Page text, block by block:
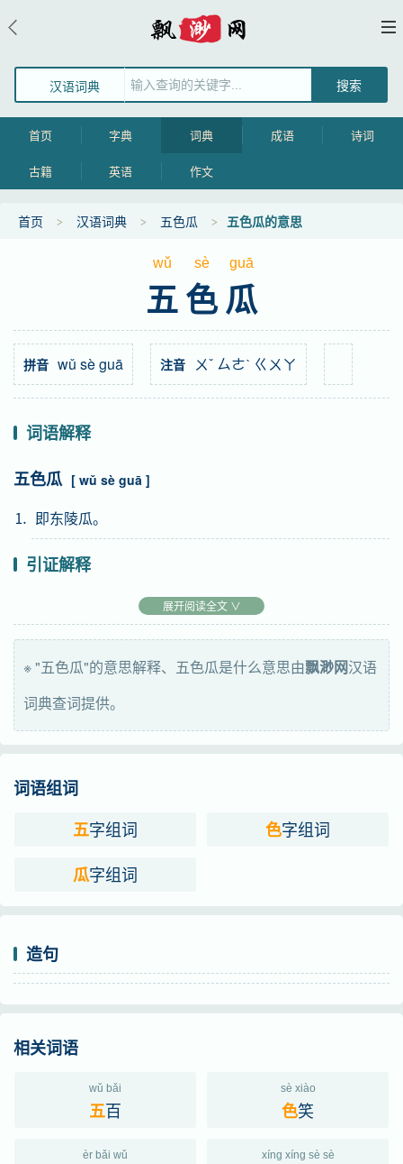
汉语词典
首页 字典 词典 成语 诗词
古籍 英语 作文
首页 汉语词典 五色瓜 五色瓜的意思
wǔ sè guā
五色瓜
拼音 wǔ sè guā 注音 ㄨˇ ㄙㄜˋ ㄍㄨㄚ
词语解释
五色瓜 [ wǔ sè guā ]
⒈ 即东陵瓜。
引证解释
⒈ 即东陵瓜。 汉 初有 召(邵)平，本 秦 东陵侯，秦 亡，为
卷下：“吴 桓王 时， 会稽 生五色瓜。五色瓜，一本作“东
陵瓜”。
瓜。”
赵殿成 注：“阮籍 诗：‘昔闻东陵瓜，近在青门外。连
会。’”
分字解释
展开阅读全文 ∨
※ "五色瓜"的意思解释、五色瓜是什么意思由飘渺网汉语
词典查词提供。
词语组词
五字组词 色字组词
瓜字组词
造句
相关词语
wǔ bǎi
五百
sè xiào
色笑
èr bǎi wǔ xíng xíng sè sè